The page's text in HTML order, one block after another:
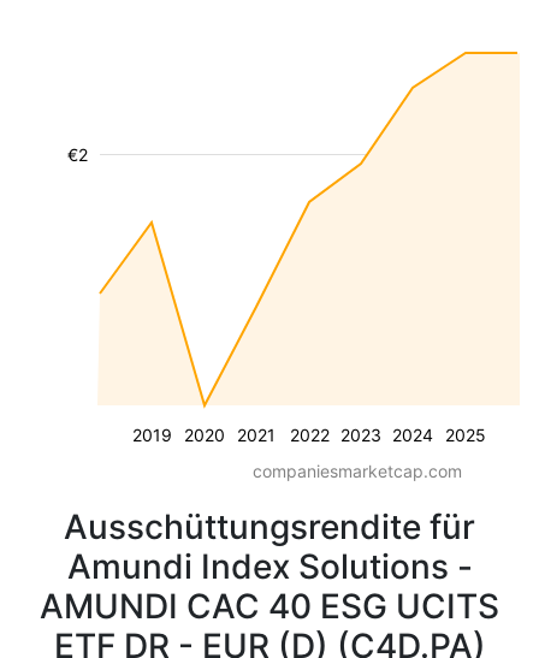
2019 2020 2021 2022 2023 2024 2025
€2
companiesmarketcap.com
Ausschüttungsrendite für
Amundi Index Solutions -
AMUNDI CAC 40 ESG UCITS
ETF DR - EUR (D) (C4D.PA)